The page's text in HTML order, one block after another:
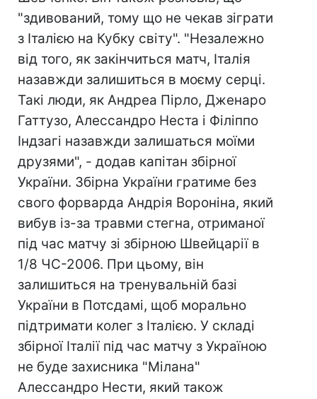
"здивований, тому що не чекав зіграти
з Італією на Кубку світу". "Незалежно
від того, як закінчиться матч, Італія
назавжди залишиться в моєму серці.
Такі люди, як Андреа Пірло, Дженаро
Гаттузо, Алессандро Неста і Філіппо
Індзагі назавжди залишаться моїми
друзями", - додав капітан збірної
України. Збірна України гратиме без
свого форварда Андрія Вороніна, який
вибув із-за травми стегна, отриманої
під час матчу зі збірною Швейцарії в
1/8 ЧС-2006. При цьому, він
залишиться на тренувальній базі
України в Потсдамі, щоб морально
підтримати колег з Італією. У складі
збірної Італії під час матчу з Україною
не буде захисника "Мілана"
Алессандро Нести, який також